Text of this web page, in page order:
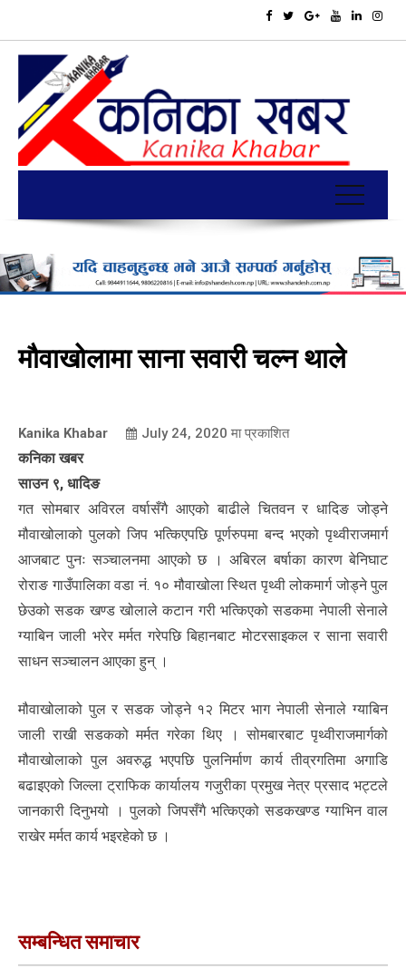
मौवाखोलामा साना सवारी चल्न थाले
Kanika Khabar July 24, 2020 मा प्रकाशित
कनिका खबर
साउन ९, धादिङ
गत सोमबार अविरल वर्षासँगै आएको बाढीले चितवन र धादिङ जोड्ने
मौवाखोलाको पुलको जिप भत्किएपछि पूर्णरुपमा बन्द भएको पृथ्वीराजमार्ग
आजबाट पुनः सञ्चालनमा आएको छ । अबिरल बर्षाका कारण बेनिघाट
रोराङ गाउँपालिका वडा नं. १० मौवाखोला स्थित पृथ्वी लोकमार्ग जोड्ने पुल
छेउको सडक खण्ड खोलाले कटान गरी भत्किएको सडकमा नेपाली सेनाले
ग्याबिन जाली भरेर मर्मत गरेपछि बिहानबाट मोटरसाइकल र साना सवारी
साधन सञ्चालन आएका हुन् ।
मौवाखोलाको पुल र सडक जोड्ने १२ मिटर भाग नेपाली सेनाले ग्याबिन
जाली राखी सडकको मर्मत गरेका थिए । सोमबारबाट पृथ्वीराजमार्गको
मौवाखोलाको पुल अवरुद्ध भएपछि पुलनिर्माण कार्य तीव्रगतिमा अगाडि
बढाइएको जिल्ला ट्राफिक कार्यालय गजुरीका प्रमुख नेत्र प्रसाद भट्टले
जानकारी दिनुभयो । पुलको जिपसँगै भत्किएको सडकखण्ड ग्याभिन वाल
राखेर मर्मत कार्य भइरहेको छ ।
सम्बन्धित समाचार